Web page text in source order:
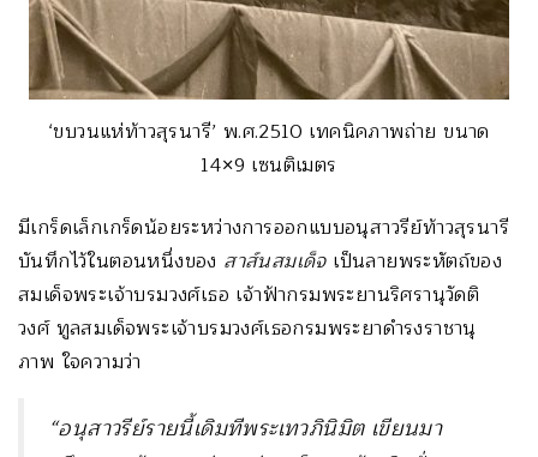
‘ขบวนแห่ท้าวสุรนารี’ พ.ศ.2510 เทคนิคภาพถ่าย ขนาด
14×9 เซนติเมตร
มีเกร็ดเล็กเกร็ดน้อยระหว่างการออกแบบอนุสาวรีย์ท้าวสุรนารี
บันทึกไว้ในตอนหนึ่งของ สาส์นสมเด็จเป็นลายพระหัตถ์ของ
สมเด็จพระเจ้าบรมวงศ์เธอ เจ้าฟ้ากรมพระยานริศรานุวัดติ
วงศ์ ทูลสมเด็จพระเจ้าบรมวงศ์เธอกรมพระยาดำรงราชานุ
ภาพ ใจความว่า
“อนุสาวรีย์รายนี้เดิมทีพระเทวภินิมิต เขียนมา